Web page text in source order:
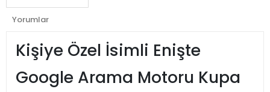
Yorumlar
Kişiye Özel İsimli Enişte
Google Arama Motoru Kupa